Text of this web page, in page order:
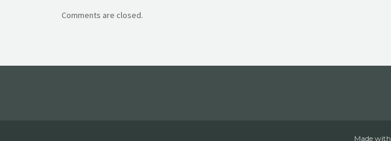
Comments are closed.
Made with